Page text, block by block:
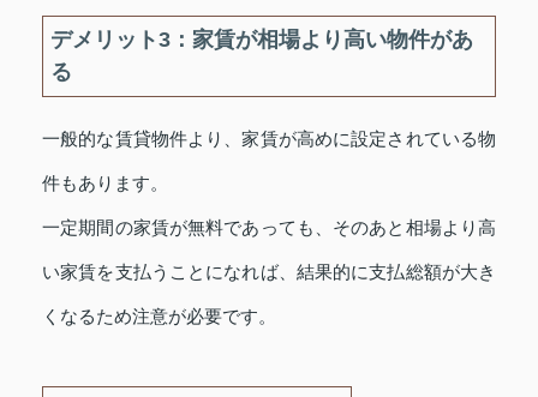
デメリット3：家賃が相場より高い物件があ
る
一般的な賃貸物件より、家賃が高めに設定されている物
件もあります。
一定期間の家賃が無料であっても、そのあと相場より高
い家賃を支払うことになれば、結果的に支払総額が大き
くなるため注意が必要です。